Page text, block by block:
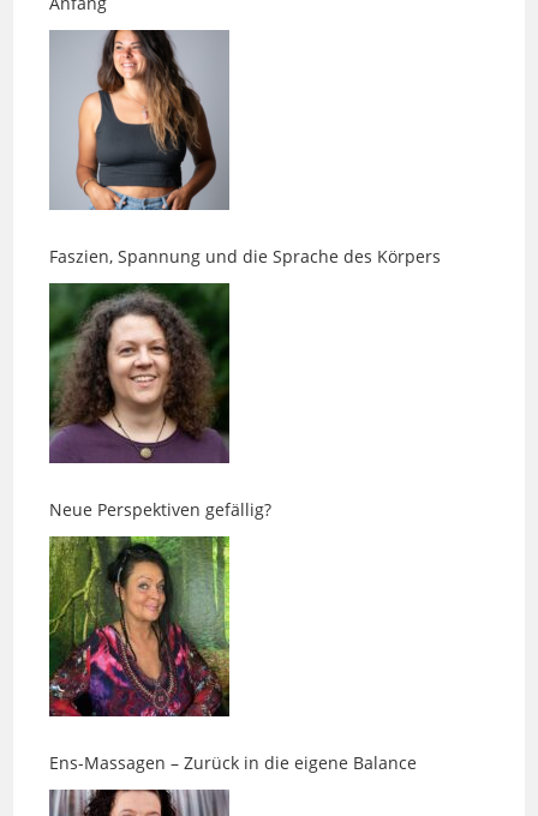
Faszien, Spannung und die Sprache des Körpers
Neue Perspektiven gefällig?
Ens-Massagen – Zurück in die eigene Balance